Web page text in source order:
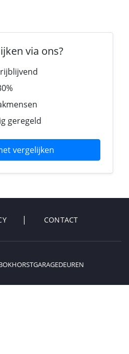
via ons?
geregeld
vergelijken
CONTACT